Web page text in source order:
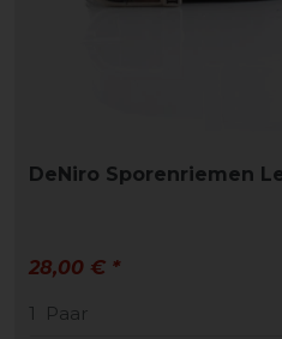
DeNiro Sporenriemen
28,00 € *
1
Paar